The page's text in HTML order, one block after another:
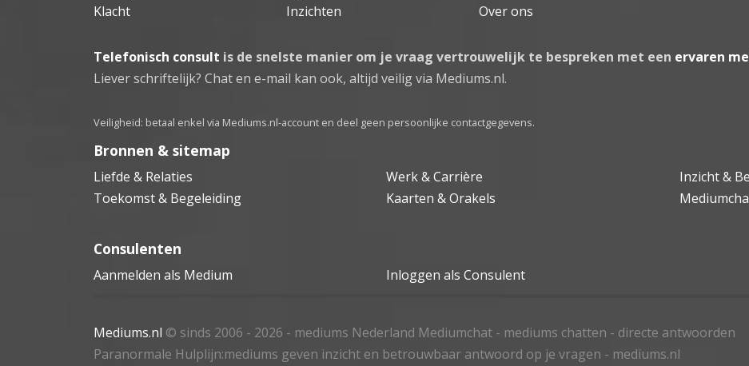
Klacht
Inzichten Over ons
Telefonisch consult is de snelste manier om je vraag vertrouwelijk te bespreken met een ervaren
Liever schriftelijk? Chat en e-mail kan ook, altijd veilig via Mediums.nl.
Veiligheid: betaal enkel via Mediums.nl-account en deel geen persoonlijke contactgegevens.
Bronnen & sitemap
Liefde & Relaties Werk & Carrière
Inzicht &
Toekomst & Begeleiding
Kaarten & Orakels
Consulenten
Aanmelden als Medium Inloggen als Consulent
Mediums.nl © sinds 2006 - 2026 - mediums Nederland Mediumchat - mediums chatten - directe antwoorden
Paranormale Hulplijn:mediums geven inzicht en betrouwbaar antwoord op je vragen - mediums.nl